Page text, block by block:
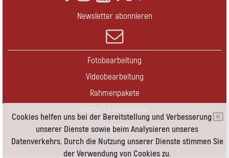
Cookies helfen uns bei der Bereitstellung und Verbesserung
unserer Dienste sowie beim Analysieren unseres
Datenverkehrs. Durch die Nutzung unserer Dienste stimmen Sie
der Verwendung von Cookies zu.
Newsletter abonnieren
Fotobearbeitung
Videobearbeitung
Rahmenpakete
Upgrade
Kontakt